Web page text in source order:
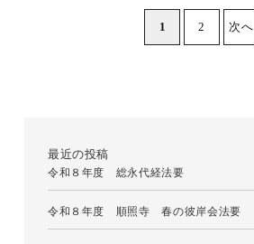
1 2 次へ
最近の投稿
令和８年度 総永代経法要
令和８年度 順照寺 春の彼岸会法要